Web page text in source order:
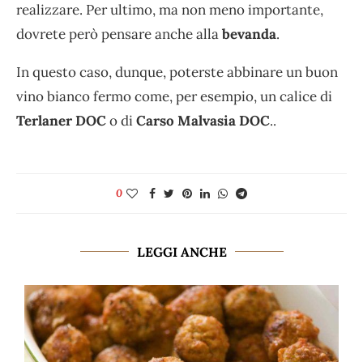
realizzare. Per ultimo, ma non meno importante,
dovrete però pensare anche allabevanda.
In questo caso, dunque, poterste abbinare un buon
vino bianco fermo come, per esempio, un calice di
Terlaner DOCo diCarso Malvasia DOC..
0
LEGGI ANCHE